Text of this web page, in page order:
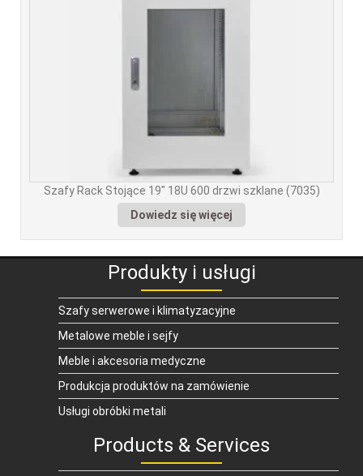
Szafy Rack Stojące 19″ 18U 600 drzwi szklane (7035)
Dowiedz się więcej
Produkty i usługi
Szafy serwerowe i klimatyzacyjne
Metalowe meble i sejfy
Meble i akcesoria medyczne
Produkcja produktów na zamówienie
Usługi obróbki metali
Products & Services